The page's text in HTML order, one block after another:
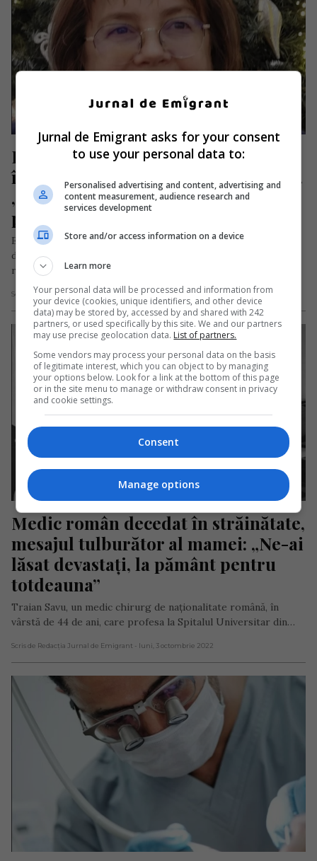
Doctoriță româncă, după 31 de ani
în străinătate s-a întors în România.
„Oamenii au rămas la fel de
primitori, simpli și calzi”
Echipa editorială a publicației franceze lepetitjournal.com a
dorit să o cunoască mai bine pe doctorița de naționalitate
română, Monica Papaianu,…
Scris de Redacția Jurnal de Emigrant- luni, 19 decembrie 2022
Medic român decedat în străinătate,
mesajul tulburător al mamei: „Ne-ai
lăsat devastați, la pământ pentru
totdeauna”
Traian Savu, un medic chirurg de naționalitate română, în
vârstă de 44 de ani, care profesa la Spitalul Universitar din…
Scris de Redacția Jurnal de Emigrant - luni, 3 octombrie 2022
Jurnal de Emigrant asks for your consent
to use your personal data to:
Personalised advertising and content, advertising and
content measurement, audience research and
services development
Store and/or access information on a device
Learn more
Your personal data will be processed and information from
your device (cookies, unique identifiers, and other device
data) may be stored by, accessed by and shared with 242
partners, or used specifically by this site. We and our partners
may use precise geolocation data. List of partners.
Some vendors may process your personal data on the basis
of legitimate interest, which you can object to by managing
your options below. Look for a link at the bottom of this page
or in the site menu to manage or withdraw consent in privacy
and cookie settings.
Consent
Manage options